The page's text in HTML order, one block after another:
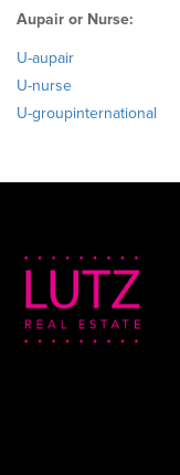
Aupair or Nurse:
U-aupair
U-nurse
U-groupinternational